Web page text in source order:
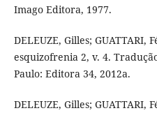
Imago Editora, 1977.
DELEUZE, Gilles; GUATTARI,
esquizofrenia 2, v. 4.
Paulo: Editora 34, 2012a.
DELEUZE, Gilles; GUATTARI,